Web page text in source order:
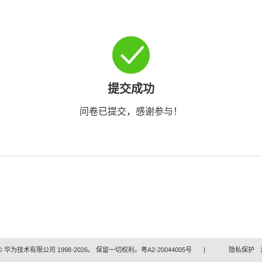
提交成功
问卷已提交，感谢参与！
华为技术有限公司 1998-2026。 保留一切权利。粤A2-20044005号 | 隐私保护